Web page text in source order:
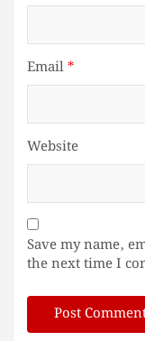
Email*
Website
Save my name,
the next time I